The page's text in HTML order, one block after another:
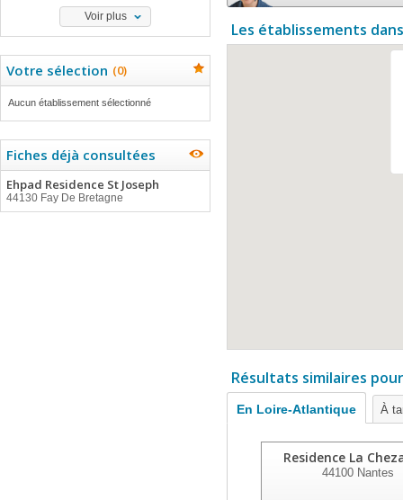
Voir plus
Votre sélection (0)
Aucun établissement sélectionné
Fiches déjà consultées
Ehpad Residence St Joseph
44130 Fay De Bretagne
Les établissements
Résultats similaires
En Loire-Atlantique À
Residence La
44100Nantes